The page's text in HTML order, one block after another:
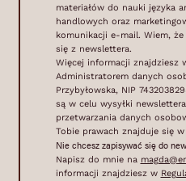
materiałów do nauki języka
handlowych oraz
komunikacji e-mail. Wiem,
się z newslettera.
Więcej informacji znajdziesz
Administratorem danych
Przybyłowska, NIP
są w celu wysyłki
przetwarzania danych
Tobie prawach znajduje się w
Nie chcesz zapisywać się do
Napisz do mnie na
informacji znajdziesz w